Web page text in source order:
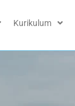
Kurikulum